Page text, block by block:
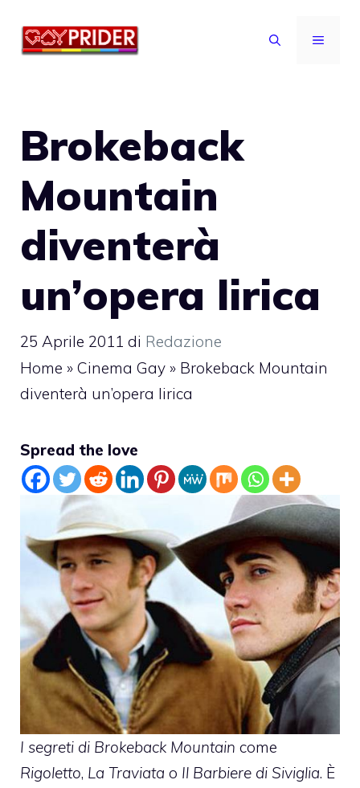
MENU
Brokeback
Mountain
diventerà
un’opera lirica
25 Aprile 2011 di Redazione
Home » Cinema Gay » Brokeback Mountain
diventerà un’opera lirica
Spread the love
I segreti di Brokeback Mountain come
Rigoletto, La Traviata o Il Barbiere di Siviglia. È